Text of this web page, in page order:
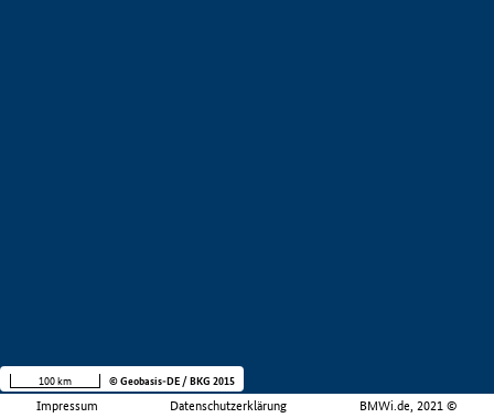
Impressum Datenschutzerklärung BMWi.de, 2021 ©
100 km © Geobasis-DE / BKG 2015